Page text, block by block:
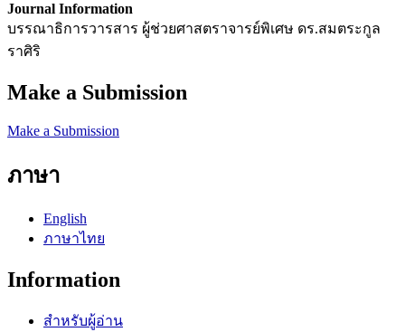
Journal Information
บรรณาธิการวารสาร ผู้ช่วยศาสตราจารย์พิเศษ ดร.สมตระกูล
ราศิริ
Make a Submission
Make a Submission
ภาษา
English
ภาษาไทย
Information
สำหรับผู้อ่าน